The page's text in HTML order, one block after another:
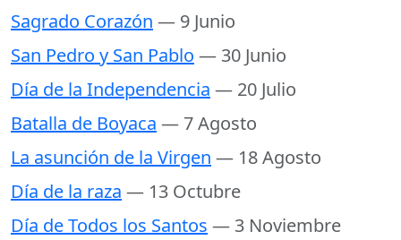
Sagrado Corazón — 9 Junio
San Pedro y San Pablo — 30 Junio
Día de la Independencia — 20 Julio
Batalla de Boyaca — 7 Agosto
La asunción de la Virgen — 18 Agosto
Día de la raza — 13 Octubre
Día de Todos los Santos — 3 Noviembre